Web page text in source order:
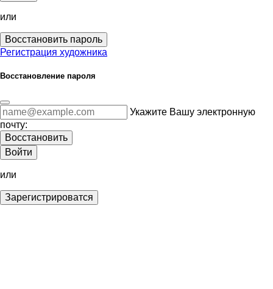
или
Восстановить пароль
Регистрация художника
Восстановление пароля
Укажите Вашу электронную
почту:
Восстановить
Войти
или
Зарегистрироватся